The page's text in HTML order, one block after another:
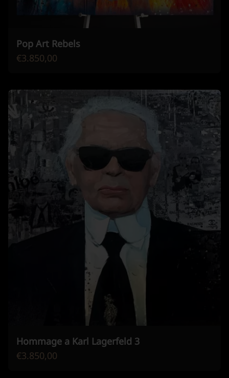
Pop Art Rebels
€3.850,00
Hommage a Karl Lagerfeld 3
€3.850,00